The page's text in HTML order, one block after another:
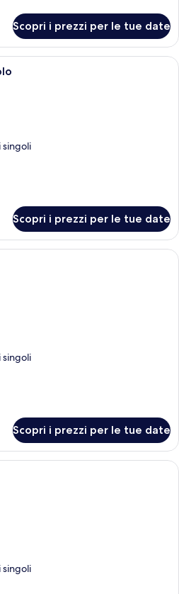
Scopri i prezzi per le tue date
Biancheria da letto di alta qualità,
singoli
Scopri i prezzi per le tue date
singoli
Scopri i prezzi per le tue date
Biancheria da letto di alta qualità,
singoli